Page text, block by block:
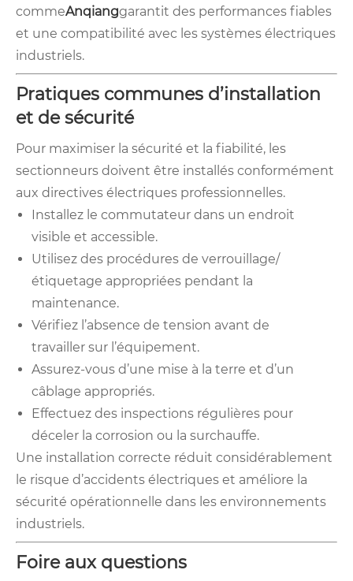
commeAnqianggarantit des performances fiables
et une compatibilité avec les systèmes électriques
industriels.
Pratiques communes d’installation
et de sécurité
Pour maximiser la sécurité et la fiabilité, les
sectionneurs doivent être installés conformément
aux directives électriques professionnelles.
Installez le commutateur dans un endroit
visible et accessible.
Utilisez des procédures de verrouillage/
étiquetage appropriées pendant la
maintenance.
Vérifiez l’absence de tension avant de
travailler sur l’équipement.
Assurez-vous d’une mise à la terre et d’un
câblage appropriés.
Effectuez des inspections régulières pour
déceler la corrosion ou la surchauffe.
Une installation correcte réduit considérablement
le risque d’accidents électriques et améliore la
sécurité opérationnelle dans les environnements
industriels.
Foire aux questions